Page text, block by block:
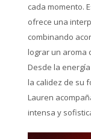
cada momento.
ofrece una
combinando
lograr un aroma
Desde la
la calidez de su
Lauren
intensa y